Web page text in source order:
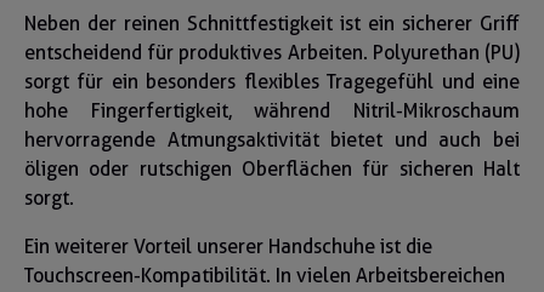
Neben der reinen Schnittfestigkeit ist ein sicherer Griff
entscheidend für produktives Arbeiten. Polyurethan (PU)
sorgt für ein besonders flexibles Tragegefühl und eine
hohe Fingerfertigkeit, während Nitril-Mikroschaum
hervorragende Atmungsaktivität bietet und auch bei
öligen oder rutschigen Oberflächen für sicheren Halt
sorgt.
Ein weiterer Vorteil unserer Handschuhe ist die
Touchscreen-Kompatibilität. In vielen Arbeitsbereichen